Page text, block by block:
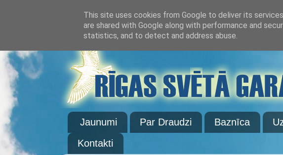
Jaunumi Par Draudzi Baznīca
Kontakti
This site uses cookies from Google to deliver its
are shared with Google along with performance and
statistics, and to detect and address abuse.